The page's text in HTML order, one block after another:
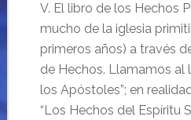
V. El libro de los Hechos
mucho de la iglesia
primeros años) a través
de Hechos. Llamamos al
los Apóstoles”; en
“Los Hechos del Espíritu